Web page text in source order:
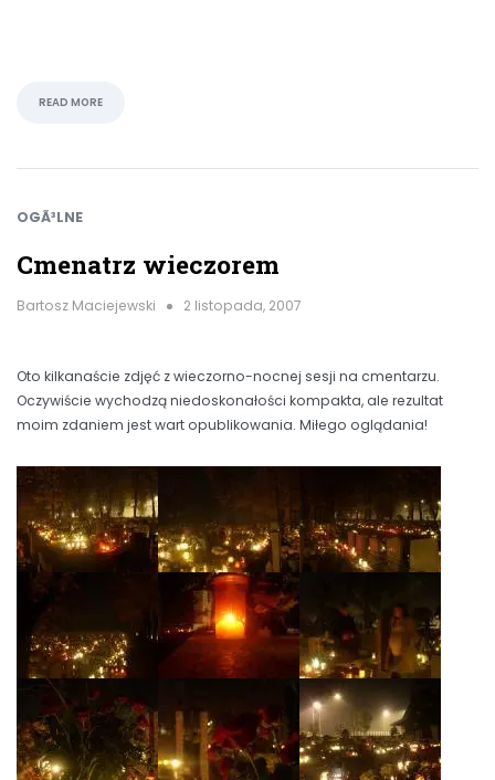
READ MORE
OGÃ³LNE
Cmenatrz wieczorem
Bartosz Maciejewski 2 listopada, 2007
Oto kilkanaście zdjęć z wieczorno-nocnej sesji na cmentarzu.
Oczywiście wychodzą niedoskonałości kompakta, ale rezultat
moim zdaniem jest wart opublikowania. Miłego oglądania!